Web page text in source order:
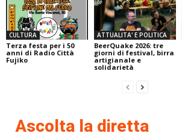
CULTURA
Terza festa per i 50
anni di Radio Città
Fujiko
ATTUALITA' E POLITICA
BeerQuake 2026: tre
giorni di festival, birra
artigianale e
solidarietà
Ascolta la diretta